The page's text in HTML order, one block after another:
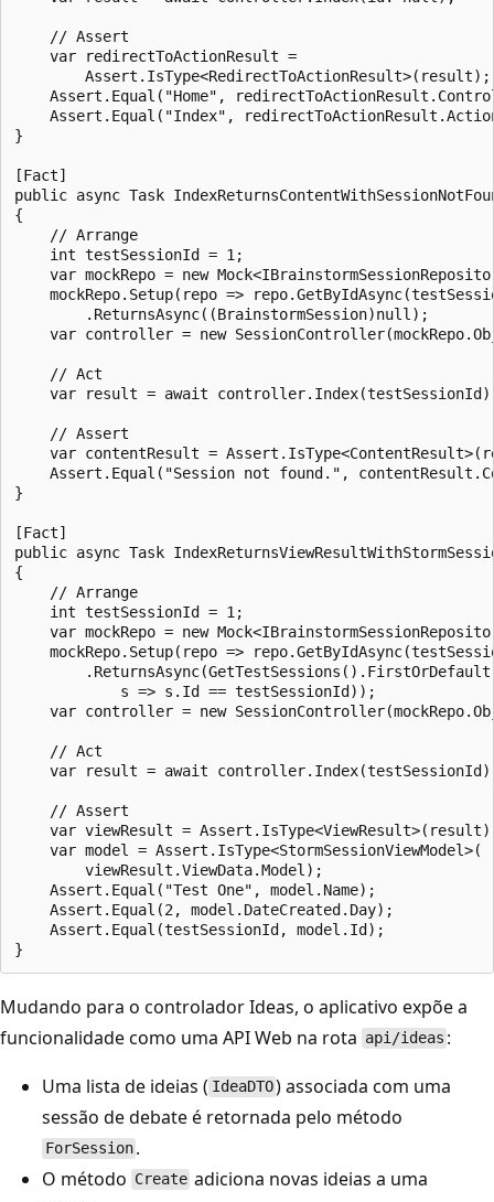
    // Assert
    var redirectToActionResult =
        Assert.IsType<RedirectToActionResult>(result);
Assert.Equal("Home",
Assert.Equal("Index",
}
[Fact]
public async Task
{
    // Arrange
    int testSessionId = 1;
var mockRepo = new
mockRepo.Setup(repo =>
        .ReturnsAsync((BrainstormSession)null);
var controller = new
    // Act
var result = await
    // Assert
var contentResult =
Assert.Equal("Session not found.",
}
[Fact]
public async Task
{
    // Arrange
    int testSessionId = 1;
var mockRepo = new
mockRepo.Setup(repo =>
            s => s.Id == testSessionId));
var controller = new
    // Act
var result = await
    // Assert
var viewResult =
    var model = Assert.IsType<StormSessionViewModel>(
        viewResult.ViewData.Model);
    Assert.Equal("Test One", model.Name);
    Assert.Equal(2, model.DateCreated.Day);
    Assert.Equal(testSessionId, model.Id);
Mudando para o controlador Ideas, o aplicativo expõe a
funcionalidade como uma API Web na rota api/ideas :
Uma lista de ideias ( IdeaDTO) associada com uma
sessão de debate é retornada pelo método
ForSession .
O método Create adiciona novas ideias a uma